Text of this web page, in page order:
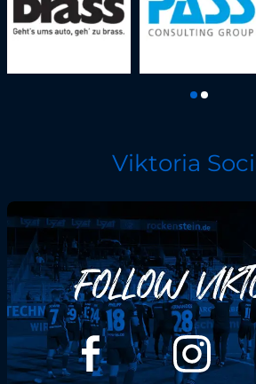
Viktoria